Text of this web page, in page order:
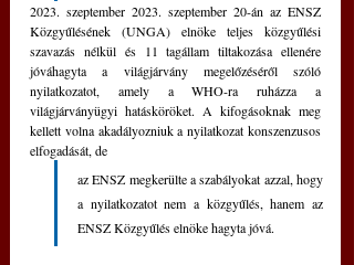
2023. szeptember 2023. szeptember 20-án az ENSZ
Közgyűlésének (UNGA) elnöke teljes közgyűlési
szavazás nélkül és 11 tagállam tiltakozása ellenére
jóváhagyta a világjárvány megelőzéséről szóló
nyilatkozatot, amely a WHO-ra ruházza a
világjárványügyi hatásköröket. A kifogásoknak meg
kellett volna akadályozniuk a nyilatkozat konszenzusos
elfogadását, de
az ENSZ megkerülte a szabályokat azzal, hogy
a nyilatkozatot nem a közgyűlés, hanem az
ENSZ Közgyűlés elnöke hagyta jóvá.